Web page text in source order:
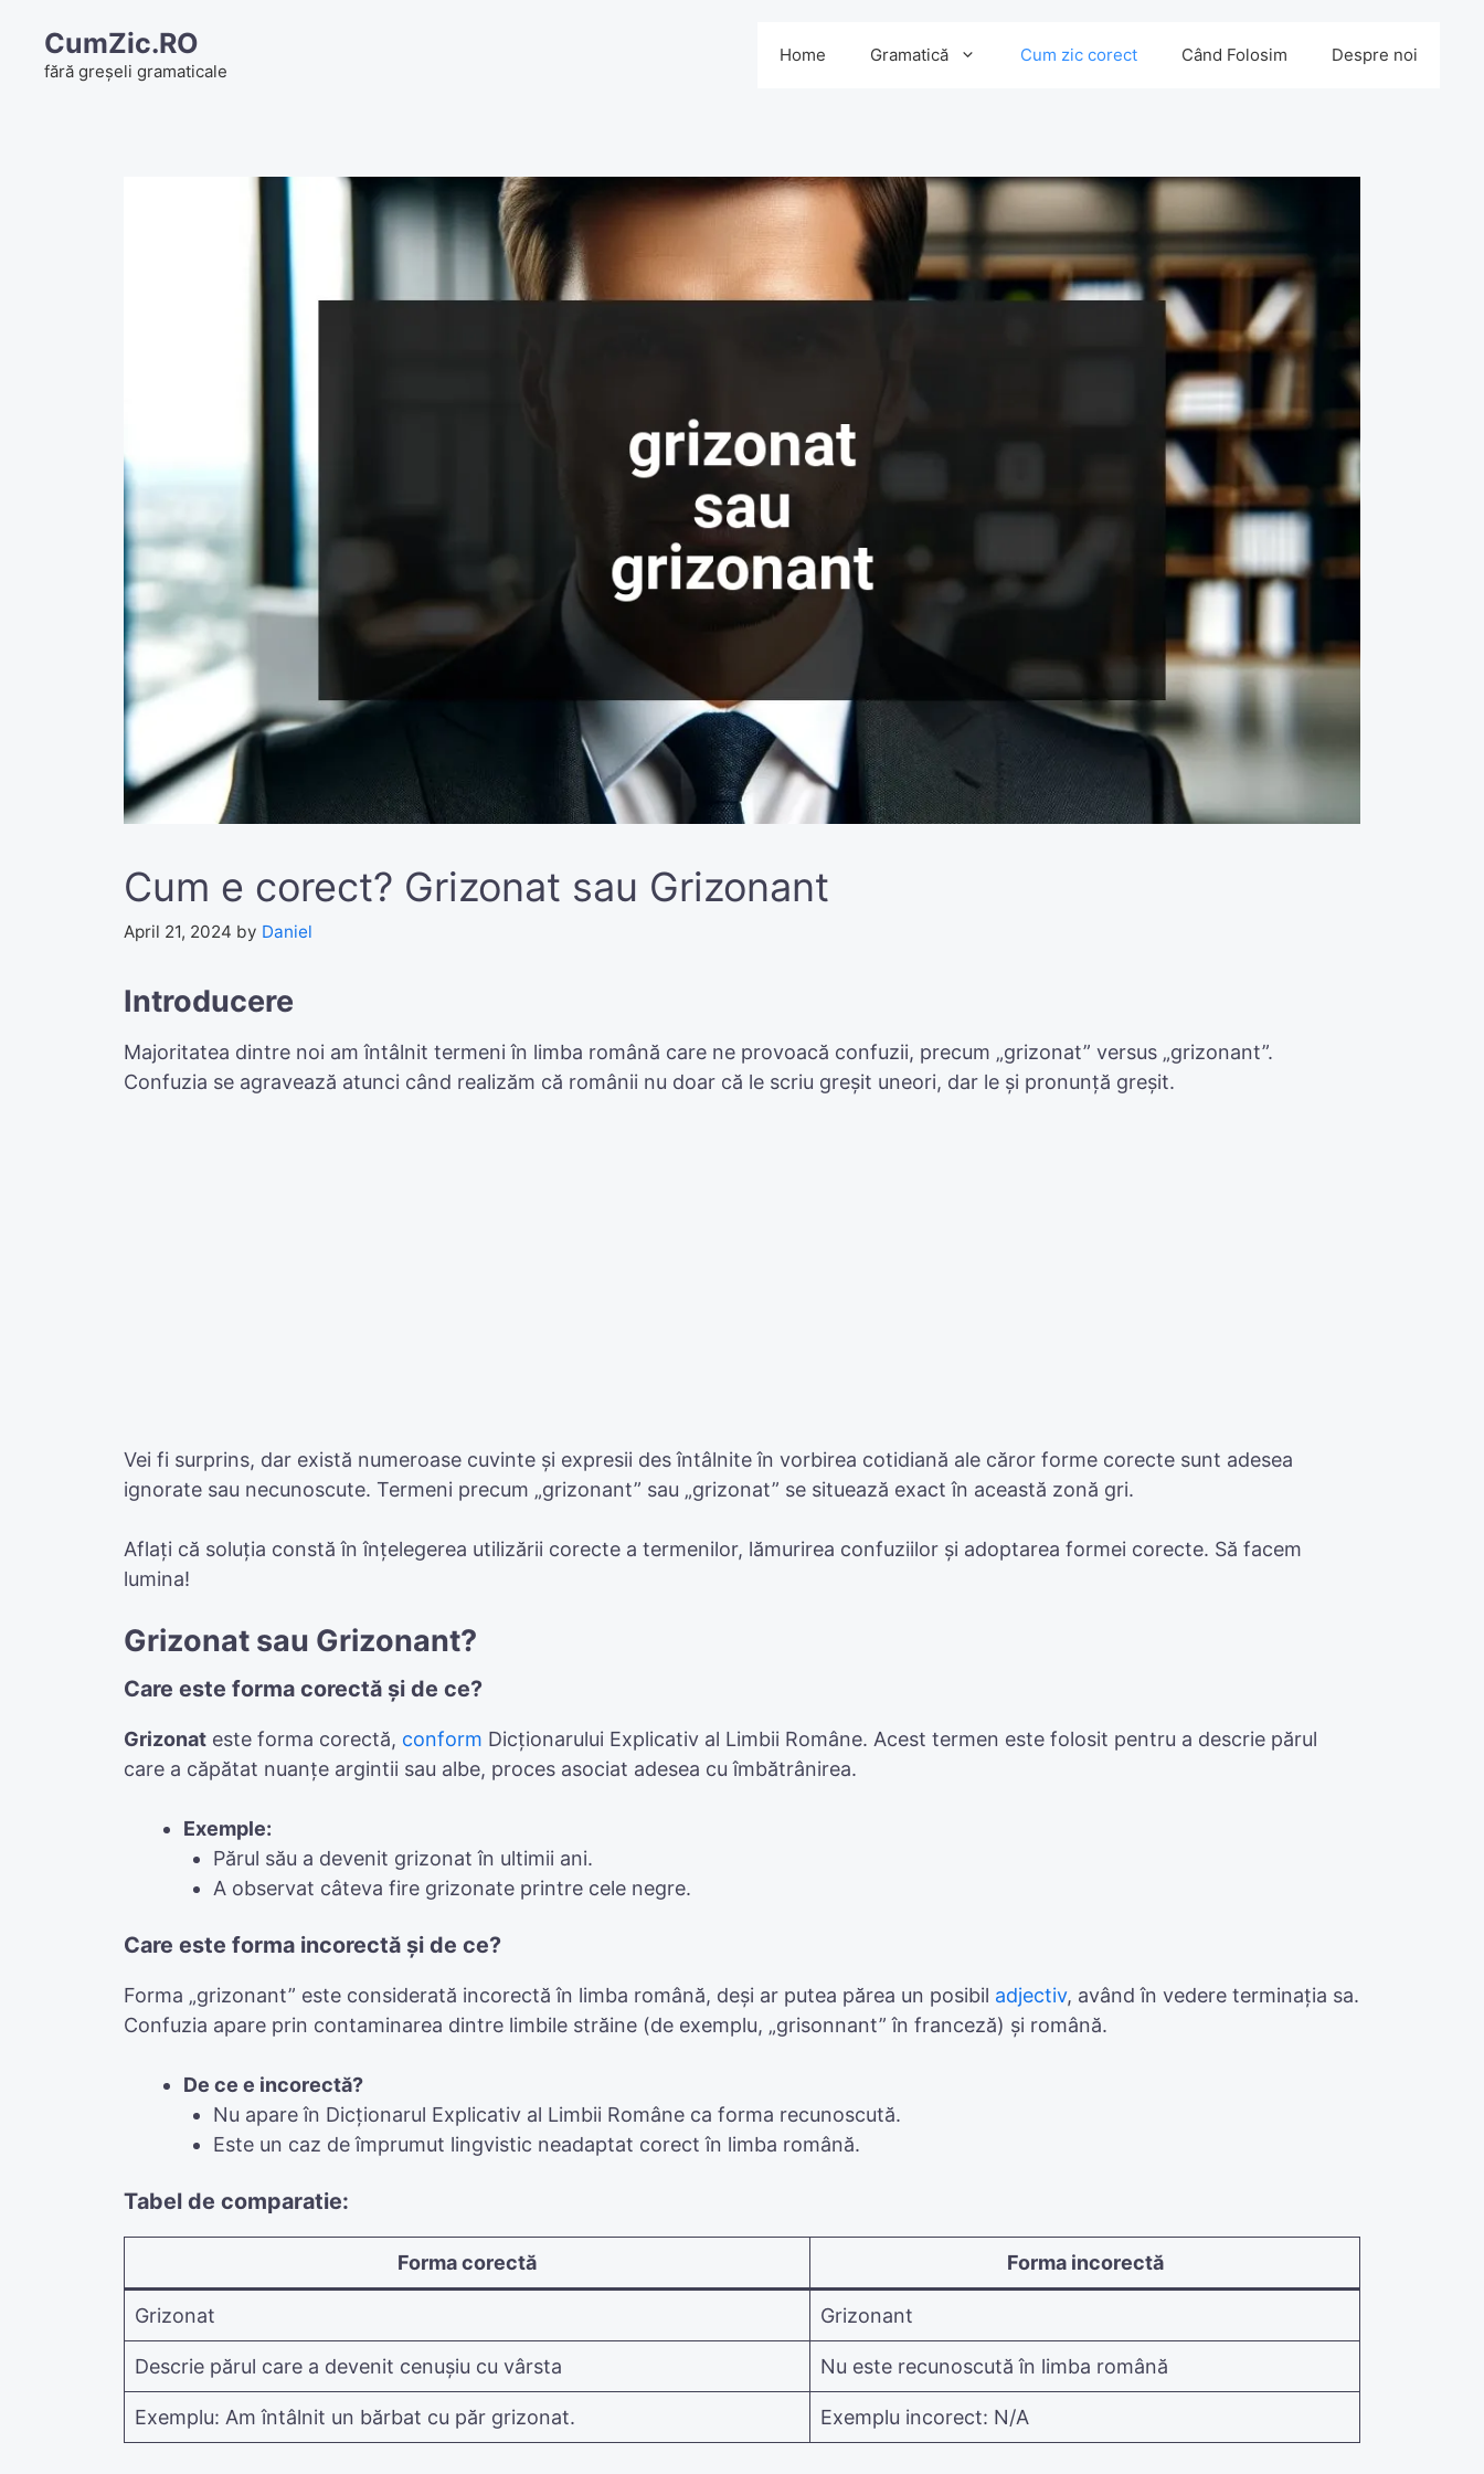
content
CumZic.RO
fără greșeli gramaticale
Home Gramatică Cum zic corect Când Folosim Despre noi
Cum e corect? Grizonat sau Grizonant
April 21, 2024 by Daniel
Introducere
Majoritatea dintre noi am întâlnit termeni în limba română care ne provoacă confuzii, precum „grizonat” versus „grizonant”.
Confuzia se agravează atunci când realizăm că românii nu doar că le scriu greșit uneori, dar le și pronunță greșit.
Vei fi surprins, dar există numeroase cuvinte și expresii des întâlnite în vorbirea cotidiană ale căror forme corecte sunt adesea
ignorate sau necunoscute. Termeni precum „grizonant” sau „grizonat” se situează exact în această zonă gri.
Aflați că soluția constă în înțelegerea utilizării corecte a termenilor, lămurirea confuziilor și adoptarea formei corecte. Să facem
lumina!
Grizonat sau Grizonant?
Care este forma corectă și de ce?
Grizonat este forma corectă, conform Dicționarului Explicativ al Limbii Române. Acest termen este folosit pentru a descrie părul
care a căpătat nuanțe argintii sau albe, proces asociat adesea cu îmbătrânirea.
Exemple:
Părul său a devenit grizonat în ultimii ani.
A observat câteva fire grizonate printre cele negre.
Care este forma incorectă și de ce?
Forma „grizonant” este considerată incorectă în limba română, deși ar putea părea un posibil adjectiv, având în vedere terminația sa.
Confuzia apare prin contaminarea dintre limbile străine (de exemplu, „grisonnant” în franceză) și română.
De ce e incorectă?
Nu apare în Dicționarul Explicativ al Limbii Române ca forma recunoscută.
Este un caz de împrumut lingvistic neadaptat corect în limba română.
Tabel de comparatie:
Forma corectă Forma incorectă
Grizonat Grizonant
Descrie părul care a devenit cenușiu cu vârsta Nu este recunoscută în limba română
Exemplu: Am întâlnit un bărbat cu păr grizonat. Exemplu incorect: N/A